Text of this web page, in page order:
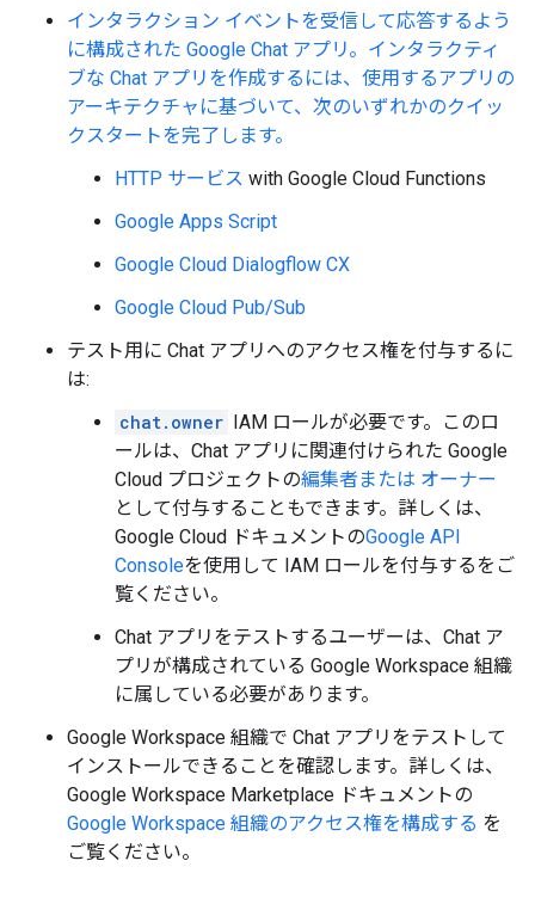
インタラクション イベントを受信して応答するよう
に構成された Google Chat アプリ。 インタラクティ
ブな Chat アプリを作成するには、使用するアプリの
アーキテクチャに基づいて、次のいずれかのクイッ
クスタートを完了します。
HTTP サービス with Google Cloud Functions
Google Apps Script
Google Cloud Dialogflow CX
Google Cloud Pub/Sub
テスト用に Chat アプリへのアクセス権を付与するに
は:
chat.owner IAM ロールが必要です。このロ
ールは、Chat アプリに関連付けられた Google
Cloud プロジェクトの編集者または オーナー
として付与することもできます。詳しくは、
Google Cloud ドキュメントのGoogle API
Consoleを使用して IAM ロールを付与するをご
覧ください。
Chat アプリをテストするユーザーは、Chat ア
プリが構成されている Google Workspace 組織
に属している必要があります。
Google Workspace 組織で Chat アプリをテストして
インストールできることを確認します。詳しくは、
Google Workspace Marketplace ドキュメントの
Google Workspace 組織のアクセス権を構成する を
ご覧ください。